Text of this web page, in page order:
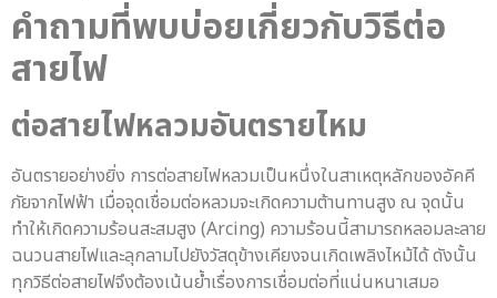
คำถามที่พบบ่อยเกี่ยวกับวิธีต่อ
สายไฟ
ต่อสายไฟหลวมอันตรายไหม
อันตรายอย่างยิ่ง การต่อสายไฟหลวมเป็นหนึ่งในสาเหตุหลักของอัคคี
ภัยจากไฟฟ้า เมื่อจุดเชื่อมต่อหลวมจะเกิดความต้านทานสูง ณ จุดนั้น
ทำให้เกิดความร้อนสะสมสูง (Arcing) ความร้อนนี้สามารถหลอมละลาย
ฉนวนสายไฟและลุกลามไปยังวัสดุข้างเคียงจนเกิดเพลิงไหม้ได้ ดังนั้น
ทุกวิธีต่อสายไฟจึงต้องเน้นย้ำเรื่องการเชื่อมต่อที่แน่นหนาเสมอ